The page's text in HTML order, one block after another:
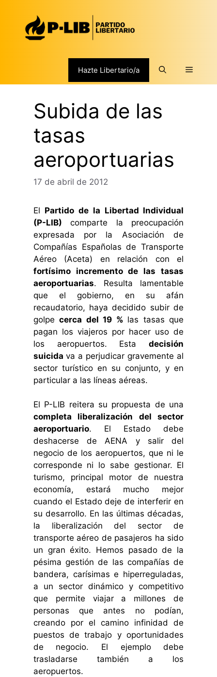
contenido
Hazte Libertario/a Menú
Subida de las
tasas
aeroportuarias
17 de abril de 2012
El Partido de la Libertad Individual
(P-LIB) comparte la preocupación
expresada por la Asociación de
Compañías Españolas de Transporte
Aéreo (Aceta) en relación con el
fortísimo incremento de las tasas
aeroportuarias. Resulta lamentable
que el gobierno, en su afán
recaudatorio, haya decidido subir de
golpecerca del 19 % las tasas que
pagan los viajeros por hacer uso de
los aeropuertos. Estadecisión
suicida va a perjudicar gravemente al
sector turístico en su conjunto, y en
particular a las líneas aéreas.
El P-LIB reitera su propuesta de una
completa liberalización del sector
aeroportuario. El Estado debe
deshacerse de AENA y salir del
negocio de los aeropuertos, que ni le
corresponde ni lo sabe gestionar. El
turismo, principal motor de nuestra
economía, estará mucho mejor
cuando el Estado deje de interferir en
su desarrollo. En las últimas décadas,
la liberalización del sector de
transporte aéreo de pasajeros ha sido
un gran éxito. Hemos pasado de la
pésima gestión de las compañías de
bandera, carísimas e hiperreguladas,
a un sector dinámico y competitivo
que permite viajar a millones de
personas que antes no podían,
creando por el camino infinidad de
puestos de trabajo y oportunidades
de negocio. El ejemplo debe
trasladarse también a los
aeropuertos.